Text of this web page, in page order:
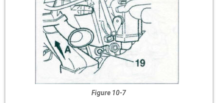
Figure 10-7